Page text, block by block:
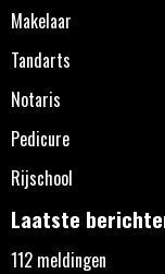
Makelaar
Tandarts
Notaris
Pedicure
Rijschool
Laatste
112 meldingen